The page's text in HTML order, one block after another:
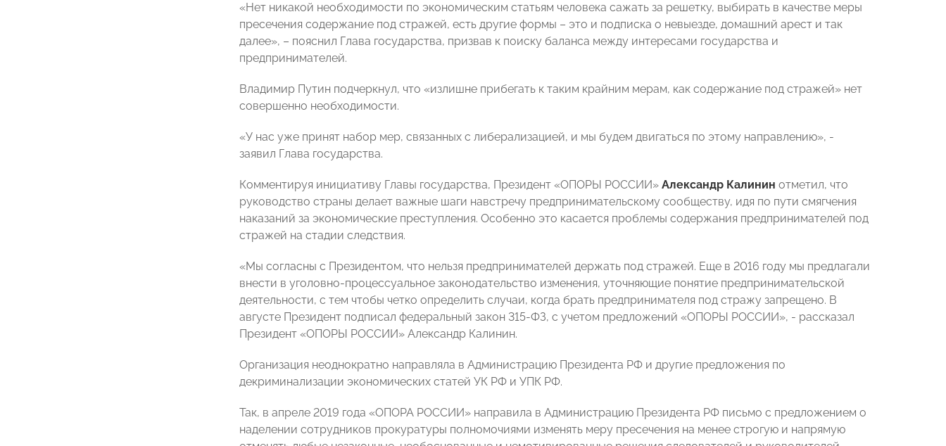
«Нет никакой необходимости по экономическим статьям человека сажать за решетку, выбирать в качестве меры
пресечения содержание под стражей, есть другие формы – это и подписка о невыезде, домашний арест и так
далее», – пояснил Глава государства, призвав к поиску баланса между интересами государства и
предпринимателей.
Владимир Путин подчеркнул, что «излишне прибегать к таким крайним мерам, как содержание под стражей» нет
совершенно необходимости.
«У нас уже принят набор мер, связанных с либерализацией, и мы будем двигаться по этому направлению», -
заявил Глава государства.
Комментируя инициативу Главы государства, Президент «ОПОРЫ РОССИИ» Александр Калинин отметил, что
руководство страны делает важные шаги навстречу предпринимательскому сообществу, идя по пути смягчения
наказаний за экономические преступления. Особенно это касается проблемы содержания предпринимателей под
стражей на стадии следствия.
«Мы согласны с Президентом, что нельзя предпринимателей держать под стражей. Еще в 2016 году мы предлагали
внести в уголовно-процессуальное законодательство изменения, уточняющие понятие предпринимательской
деятельности, с тем чтобы четко определить случаи, когда брать предпринимателя под стражу запрещено. В
августе Президент подписал федеральный закон 315-ФЗ, с учетом предложений «ОПОРЫ РОССИИ», - рассказал
Президент «ОПОРЫ РОССИИ» Александр Калинин.
Организация неоднократно направляла в Администрацию Президента РФ и другие предложения по
декриминализации экономических статей УК РФ и УПК РФ.
Так, в апреле 2019 года «ОПОРА РОССИИ» направила в Администрацию Президента РФ письмо с предложением о
наделении сотрудников прокуратуры полномочиями изменять меру пресечения на менее строгую и напрямую